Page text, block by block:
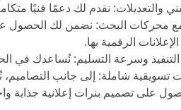
والتعديلات: نقدم لك دعمًا فنيًا
مع محركات البحث: نضمن لك الحصول
الرقمية بها.
التنفيذ وسرعة التسليم: نُساعدك
تسويقية شاملة: إلى جانب التصاميم،
على تصميم بنرات إعلانية جذابة